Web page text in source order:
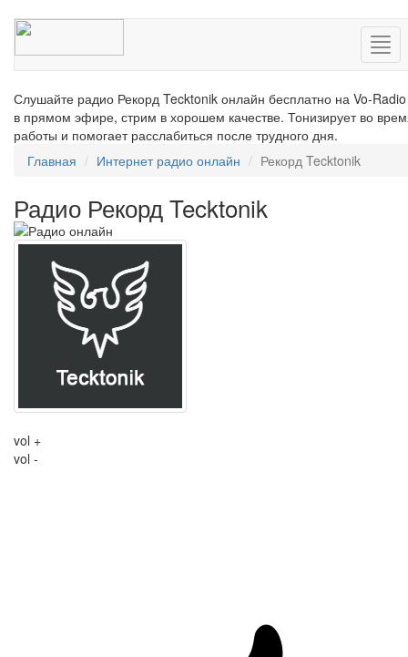
Слушайте радио Рекорд Tecktonik онлайн бесплатно на Vo-Radio
в прямом эфире, стрим в хорошем качестве. Тонизирует во
работы и помогает расслабиться после трудного дня.
Главная
Интернет радио онлайн Рекорд Tecktonik
Радио Рекорд Tecktonik
vol +
vol -